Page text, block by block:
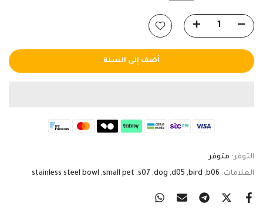
أضف إلى السلة
التوفر: متوفر
العلامات: b06
bird
d05
dog
s07
small pet
stainless steel bowl